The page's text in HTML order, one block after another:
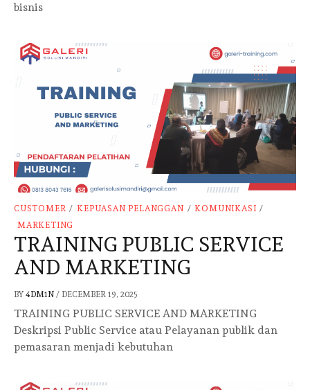
bisnis
CUSTOMER / KEPUASAN PELANGGAN / KOMUNIKASI /
MARKETING
TRAINING PUBLIC SERVICE
AND MARKETING
BY 4DM1N / DECEMBER 19, 2025
TRAINING PUBLIC SERVICE AND MARKETING
Deskripsi Public Service atau Pelayanan publik dan
pemasaran menjadi kebutuhan